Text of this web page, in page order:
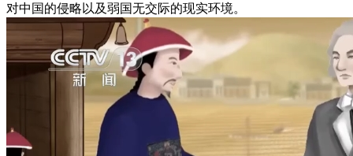
对中国的侵略以及弱国无交际的现实环境。